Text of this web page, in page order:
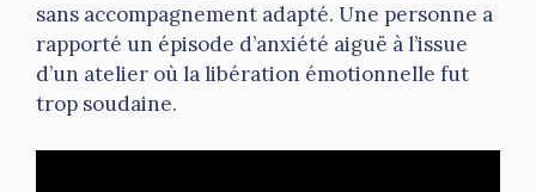
sans accompagnement adapté. Une personne a
rapporté un épisode d’anxiété aiguë à l’issue
d’un atelier où la libération émotionnelle fut
trop soudaine.